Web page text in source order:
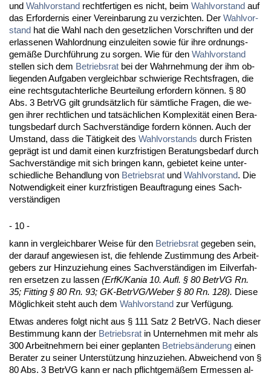
und Wahl­vor­stand recht­fer­ti­gen es nicht, beim Wahl­vor­stand auf
das Er­for­der­nis ei­ner Ver­ein­ba­rung zu ver­zich­ten. Der Wahl­vor­
stand hat die Wahl nach den ge­setz­li­chen Vor­schrif­ten und der
er­las­se­nen Wahl­ord­nung ein­zu­lei­ten so­wie für ih­re ord­nungs­
gemäße Durchführung zu sor­gen. Wie für den Wahl­vor­stand
stel­len sich dem Be­triebs­rat bei der Wahr­neh­mung der ihm ob­
lie­gen­den Auf­ga­ben ver­gleich­bar schwie­ri­ge Rechts­fra­gen, die
ei­ne rechts­gut­ach­ter­li­che Be­ur­tei­lung er­for­dern können. § 80
Abs. 3 Be­trVG gilt grundsätz­lich für sämt­li­che Fra­gen, die we­
gen ih­rer recht­li­chen und tatsächli­chen Kom­ple­xität ei­nen Be­ra­
tungs­be­darf durch Sach­verständi­ge for­dern können. Auch der
Um­stand, dass die Tätig­keit des Wahl­vor­stands durch Fris­ten
ge­prägt ist und da­mit ei­nen kurz­fris­ti­gen Be­ra­tungs­be­darf durch
Sach­verständi­ge mit sich brin­gen kann, ge­bie­tet kei­ne un­ter­
schied­li­che Be­hand­lung von Be­triebs­rat und Wahl­vor­stand. Die
Not­wen­dig­keit ei­ner kurz­fris­ti­gen Be­auf­tra­gung ei­nes Sach­
verständi­gen
- 10 -
kann in ver­gleich­ba­rer Wei­se für den Be­triebs­rat ge­ge­ben sein,
der dar­auf an­ge­wie­sen ist, die feh­len­de Zu­stim­mung des Ar­beit­
ge­bers zur Hin­zu­zie­hung ei­nes Sach­verständi­gen im Eil­ver­fah­
ren er­set­zen zu las­sen (ErfK/Ka­nia 10. Aufl. § 80 Be­trVG Rn.
35; Fit­ting § 80 Rn. 93; GK-Be­trVG/We­ber § 80 Rn. 128). Die­se
Möglich­keit steht auch dem Wahl­vor­stand zur Verfügung.
Et­was an­de­res folgt nicht aus § 111 Satz 2 Be­trVG. Nach die­ser
Be­stim­mung kann der Be­triebs­rat in Un­ter­neh­men mit mehr als
300 Ar­beit­neh­mern bei ei­ner ge­plan­ten Be­triebsände­rung ei­nen
Be­ra­ter zu sei­ner Un­terstützung hin­zu­zie­hen. Ab­wei­chend von §
80 Abs. 3 Be­trVG kann er nach pflicht­gemäßem Er­mes­sen al­